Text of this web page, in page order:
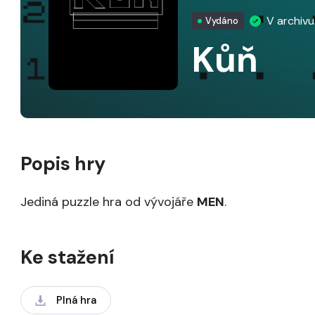
Vydáno V
Kůň
Popis hry
Jediná puzzle hra od vývojáře MEN.
Ke stažení
Plná hra